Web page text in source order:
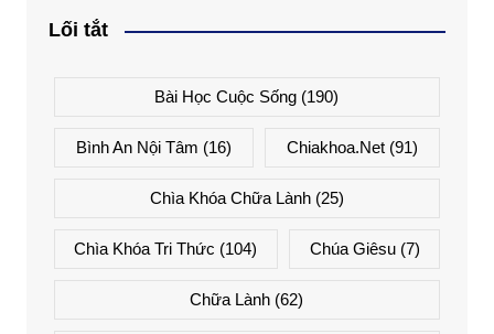
Lối tắt
Bài Học Cuộc Sống (190)
Bình An Nội Tâm (16) Chiakhoa.net (91)
Chìa Khóa Chữa Lành(25)
Chìa Khóa Tri Thức (104) Chúa Giêsu(7)
Chữa Lành (62)